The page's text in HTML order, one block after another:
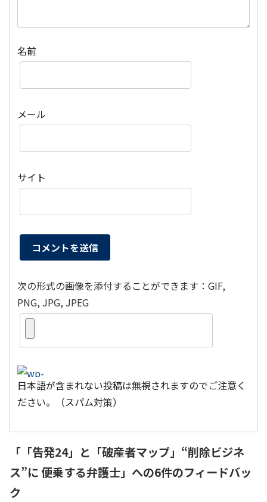
名前
メール
サイト
次の形式の画像を添付することができます：GIF,
PNG, JPG, JPEG
日本語が含まれない投稿は無視されますのでご注意く
ださい。（スパム対策）
「 「告発24」と「破産者マップ」“削除ビジネ
ス”に 便乗する弁護士」への6件のフィードバッ
ク